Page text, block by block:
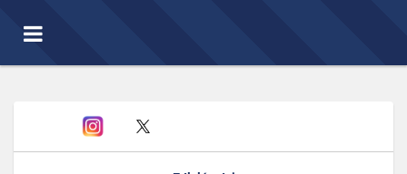
Toggle
navigation